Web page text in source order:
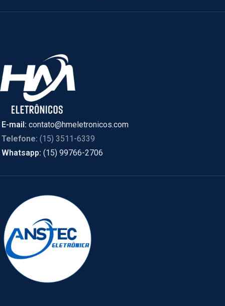
E-mail: contato@hmeletronicos.com
Telefone: (15) 3511-6339
Whatsapp: (15) 99766-2706